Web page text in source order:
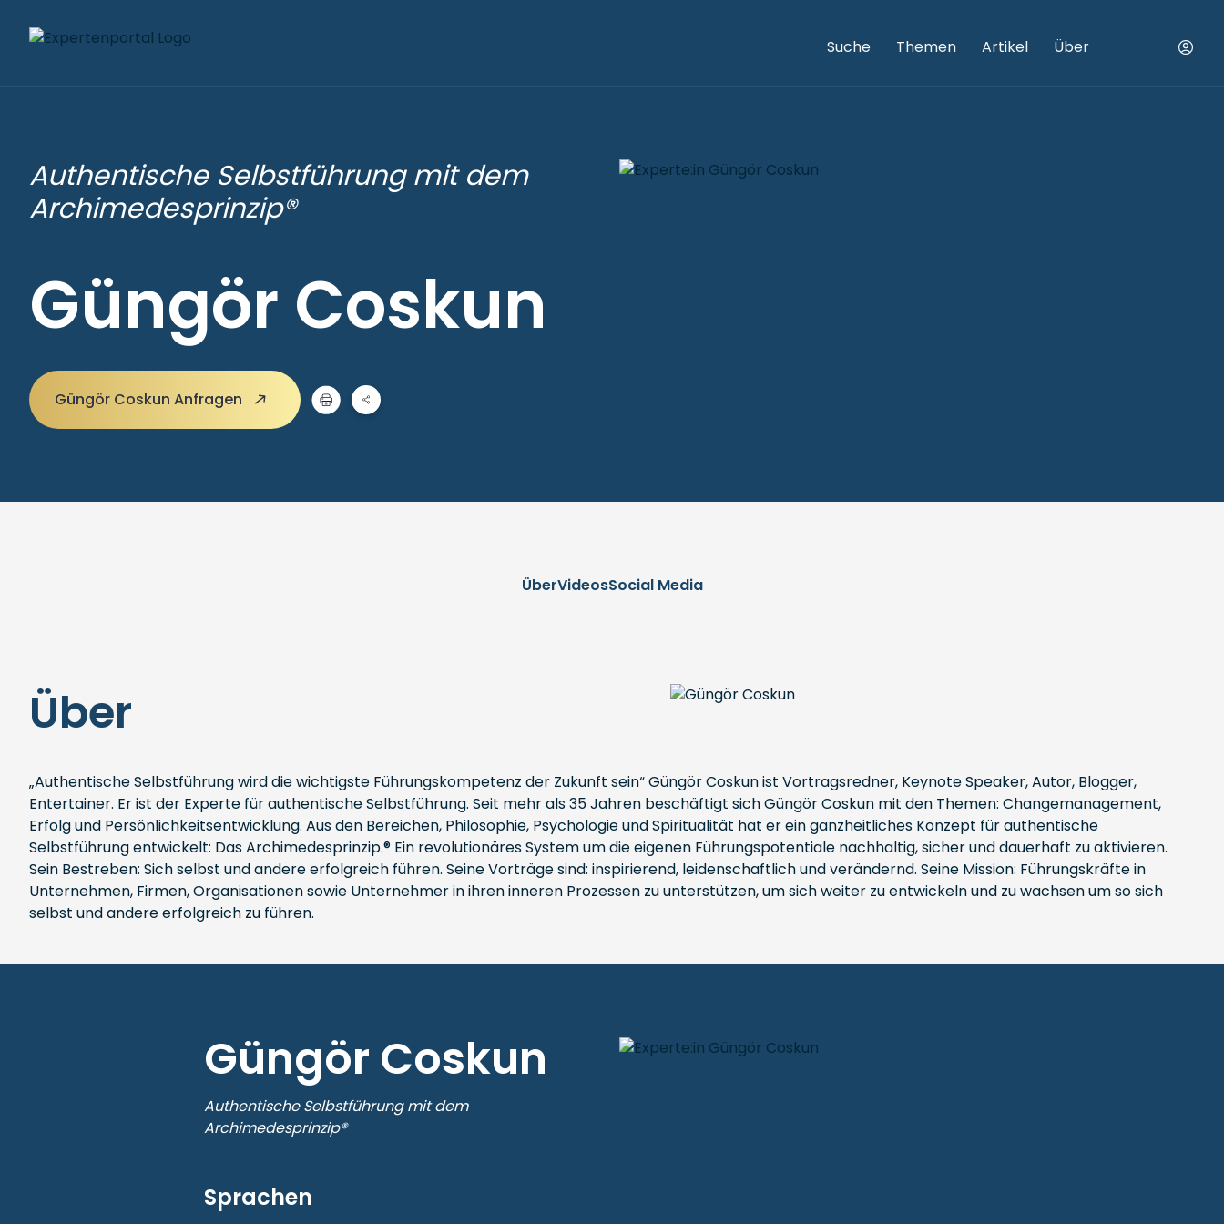
Suche Themen Artikel Über
Authentische Selbstführung mit dem
Archimedesprinzip®
Güngör Coskun
Güngör Coskun Anfragen
ÜberVideosSocial Media
Über
„Authentische Selbstführung wird die wichtigste Führungskompetenz der Zukunft sein“ Güngör Coskun ist Vortragsredner, Keynote Speaker, Autor, Blogger,
Entertainer. Er ist der Experte für authentische Selbstführung. Seit mehr als 35 Jahren beschäftigt sich Güngör Coskun mit den Themen: Changemanagement,
Erfolg und Persönlichkeitsentwicklung. Aus den Bereichen, Philosophie, Psychologie und Spiritualität hat er ein ganzheitliches Konzept für authentische
Selbstführung entwickelt: Das Archimedesprinzip.® Ein revolutionäres System um die eigenen Führungspotentiale nachhaltig, sicher und dauerhaft zu aktivieren.
Sein Bestreben: Sich selbst und andere erfolgreich führen. Seine Vorträge sind: inspirierend, leidenschaftlich und verändernd. Seine Mission: Führungskräfte in
Unternehmen, Firmen, Organisationen sowie Unternehmer in ihren inneren Prozessen zu unterstützen, um sich weiter zu entwickeln und zu wachsen um so sich
selbst und andere erfolgreich zu führen.
Güngör Coskun
Authentische Selbstführung mit dem
Archimedesprinzip®
Sprachen